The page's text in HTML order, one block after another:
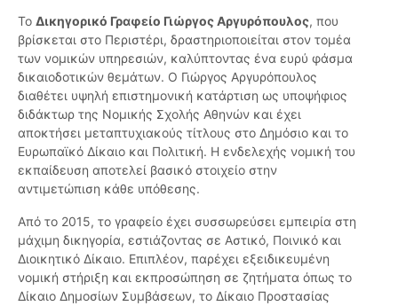
Το Δικηγορικό Γραφείο Γιώργος Αργυρόπουλος, που
βρίσκεται στο Περιστέρι, δραστηριοποιείται στον τομέα
των νομικών υπηρεσιών, καλύπτοντας ένα ευρύ φάσμα
δικαιοδοτικών θεμάτων. Ο Γιώργος Αργυρόπουλος
διαθέτει υψηλή επιστημονική κατάρτιση ως υποψήφιος
διδάκτωρ της Νομικής Σχολής Αθηνών και έχει
αποκτήσει μεταπτυχιακούς τίτλους στο Δημόσιο και το
Ευρωπαϊκό Δίκαιο και Πολιτική. Η ενδελεχής νομική του
εκπαίδευση αποτελεί βασικό στοιχείο στην
αντιμετώπιση κάθε υπόθεσης.
Από το 2015, το γραφείο έχει συσσωρεύσει εμπειρία στη
μάχιμη δικηγορία, εστιάζοντας σε Αστικό, Ποινικό και
Διοικητικό Δίκαιο. Επιπλέον, παρέχει εξειδικευμένη
νομική στήριξη και εκπροσώπηση σε ζητήματα όπως το
Δίκαιο Δημοσίων Συμβάσεων, το Δίκαιο Προστασίας